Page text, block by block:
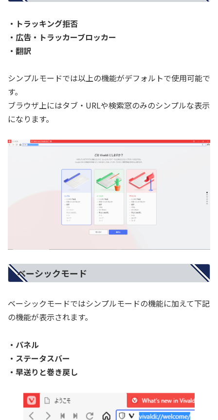
・トラッキング拒否
・広告・トラッカーブロッカー
・翻訳
シンプルモードでは以上の機能がデフォルトで使用可能で
す。
ブラウザ上にはタブ・URLや検索窓のみのシンプルな表示
になります。
ベーシックモード
ベーシックモードではシンプルモードの機能に加えて下記
の機能が表示されます。
・パネル
・ステータスバー
・早送りと巻き戻し